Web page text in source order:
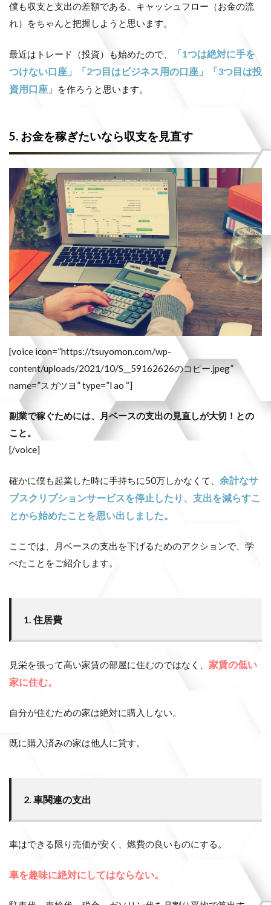
僕も収支と支出の差額である、キャッシュフロー（お金の流
れ）をちゃんと把握しようと思います。
最近はトレード（投資）も始めたので、
「1つは絶対に手を
つけない口座」「2つ目はビジネス用の口座」「3つ目は投
資用口座」
を作ろうと思います。
5. お金を稼ぎたいなら収支を見直す
[voice icon=”https://tsuyomon.com/wp-
content/uploads/2021/10/S__59162626のコピー.jpeg”
name=”スガツヨ” type=”l ao “]
副業で稼ぐためには、月ベースの支出の見直しが大切！との
こと。
[/voice]
確かに僕も起業した時に手持ちに50万しかなくて、 余計なサ
ブスクリプションサービスを停止したり、支出を減らすこ
とから始めたことを思い出しました。
ここでは、月ベースの支出を下げるためのアクションで、学
べたことをご紹介します。
1. 住居費
見栄を張って高い家賃の部屋に住むのではなく、 家賃の低い
家に住む。
自分が住むための家は絶対に購入しない。
既に購入済みの家は他人に貸す。
2. 車関連の支出
車はできる限り売価が安く、燃費の良いものにする。
車を趣味に絶対にしてはならない。